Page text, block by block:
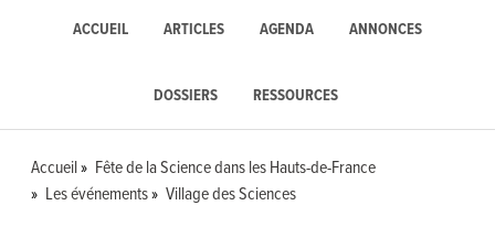
ACCUEIL ARTICLES AGENDA ANNONCES
DOSSIERS RESSOURCES
Accueil
Fête de la Science dans les Hauts-de-France
Les événements
Village des Sciences